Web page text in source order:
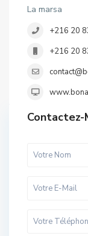
La marsa
+216 20
+216 20
Contactez-